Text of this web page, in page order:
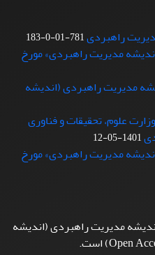
راهبردی781-01-0-183
مدیریت راهبردی» مورخ
مدیریت راهبردی (اندیشه
کسب رتبه ب در ارزیابی سال 1400 وزارت علوم، تحقیقات و فناوری
1401-05-12
مدیریت راهبردی» مورخ
مدیریت راهبردی (اندیشه